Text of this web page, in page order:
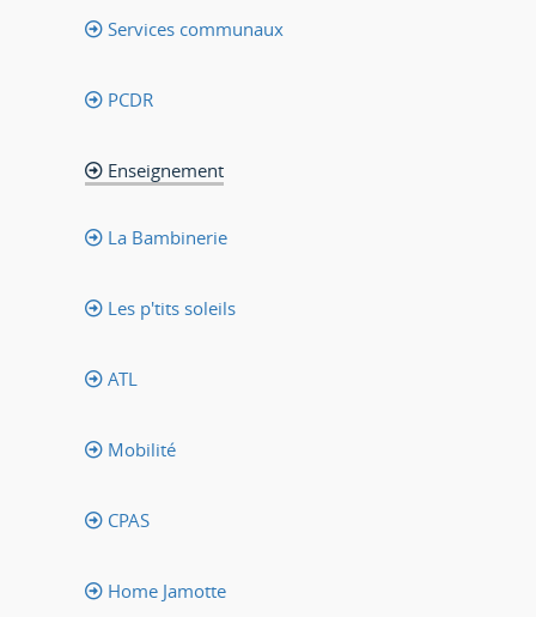
Services communaux
PCDR
Enseignement
La Bambinerie
Les p'tits soleils
ATL
Mobilité
CPAS
Home Jamotte